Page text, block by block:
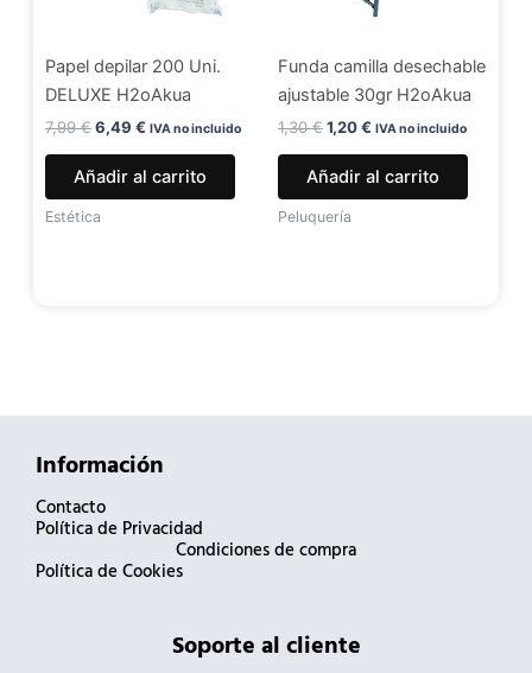
Papel depilar 200 Uni.
DELUXE H2oAkua
7,99€6,49 € IVA no incluido
Añadir al carrito
Estética
Funda camilla desechable
ajustable 30gr H2oAkua
1,30€1,20€ IVA no incluido
Añadir al carrito
Peluquería
Información
Contacto
Política de Privacidad
Condiciones de compra
Política de Cookies
Soporte al cliente